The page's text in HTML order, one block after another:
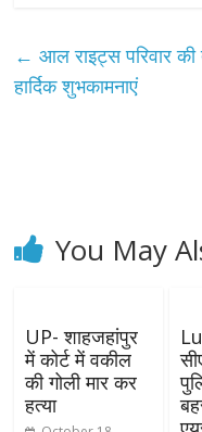
← आल राइट्स परिवार
हार्दिक शुभकामनाएं
You May
UP- शाहजहांपुर
में कोर्ट में वकील
की गोली मार कर
हत्या